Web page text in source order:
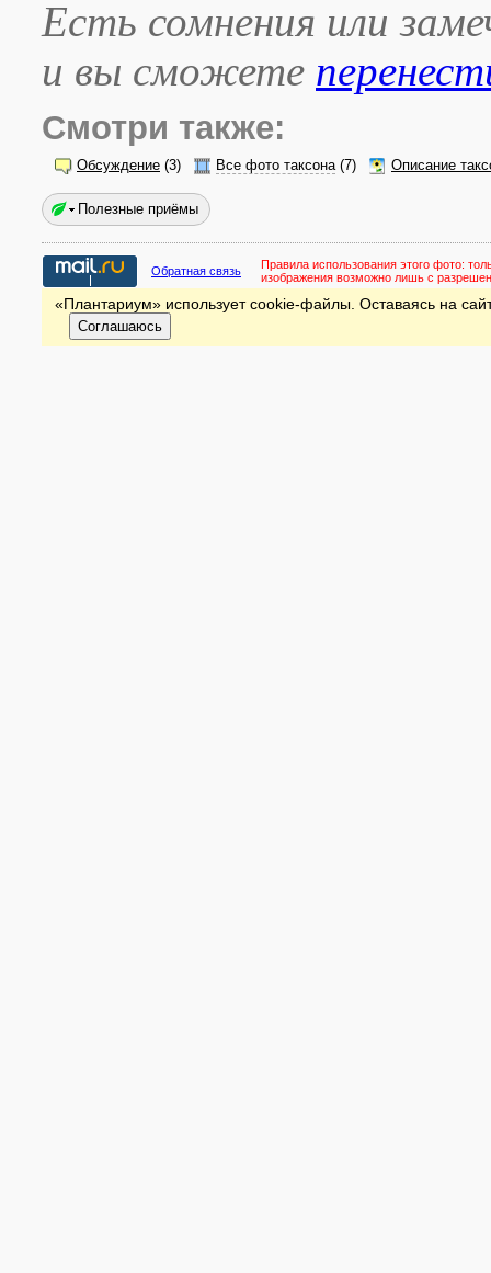
Есть сомнения или
и вы сможете
Смотри также:
Обсуждение (3) Все фото таксона(7) Описание
Полезные приёмы
Обратная связь Правила использования этого фото:
изображения возможно лишь с
«Плантариум» использует cookie-файлы. Оставаясь на
Соглашаюсь